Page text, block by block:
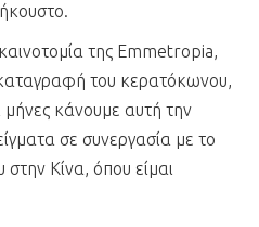
της Emmetropia,
καταγραφή του κερατόκωνου,
μήνες κάνουμε αυτή την
σε συνεργασία με το
στην Κίνα, όπου είμαι